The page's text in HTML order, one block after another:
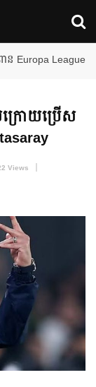
ន Europa League
រោយប្រើស
Views